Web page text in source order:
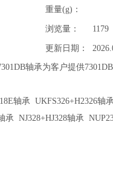
重量(g)：
浏览量： 1179
更新日期：
轴承为客户提供
轴承 UKFS326+H2326轴
NJ328+HJ328轴承